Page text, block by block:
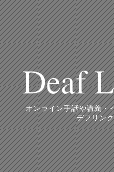
オンライン手話や講義・
デフリン